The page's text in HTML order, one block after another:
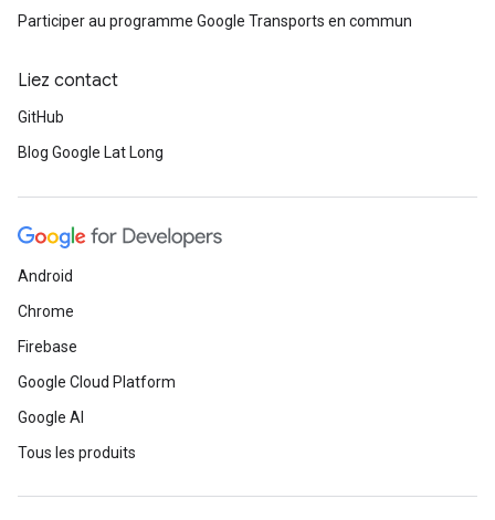
Participer au programme Google Transports en commun
Liez contact
GitHub
Blog Google Lat Long
Android
Chrome
Firebase
Google Cloud Platform
Google AI
Tous les produits